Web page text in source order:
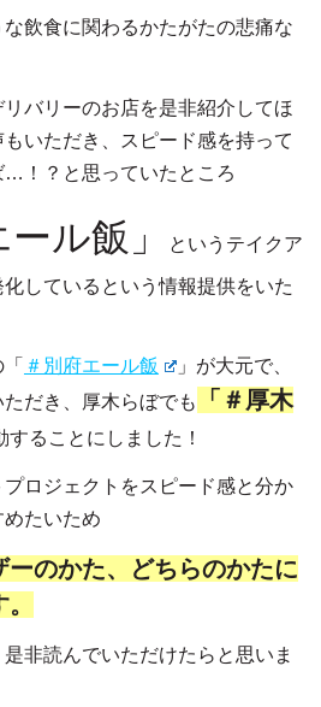
飲食に関わるかたがたの悲痛な
バリーのお店を是非紹介してほ
いただき、スピード感を持って
…！？と思っていたところ
ル飯」 というテイクア
しているという情報提供をいた
＃別府エール飯
」が大元で、
だき、厚木らぼでも
「＃厚木
することにしました！
ロジェクトをスピード感と分か
たいため
ーのかた、どちらのかたに
非読んでいただけたらと思いま